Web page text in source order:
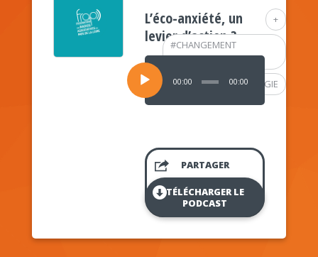
+
#CHANGEMENT
CLIMATIQUE
#PSYCHOLOGIE
L’éco-anxiété, un
levier d’action ?
Lecteur
audio
00:00 00:00
PARTAGER
TÉLÉCHARGER LE
PODCAST